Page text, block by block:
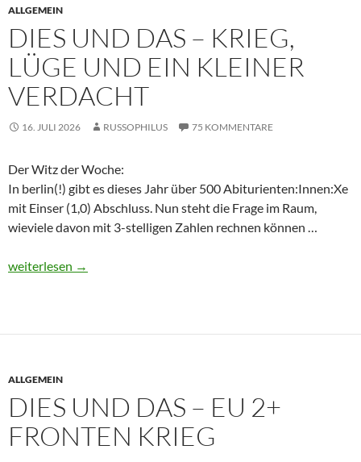
ALLGEMEIN
DIES UND DAS – KRIEG,
LÜGE UND EIN KLEINER
VERDACHT
16. JULI 2026 RUSSOPHILUS 75 KOMMENTARE
Der Witz der Woche:
In berlin(!) gibt es dieses Jahr über 500 Abiturienten:Innen:Xe
mit Einser (1,0) Abschluss. Nun steht die Frage im Raum,
wieviele davon mit 3-stelligen Zahlen rechnen können …
Dies und Das – Krieg, Lüge und ein kleiner Verdacht
weiterlesen →
ALLGEMEIN
DIES UND DAS – EU 2+
FRONTEN KRIEG